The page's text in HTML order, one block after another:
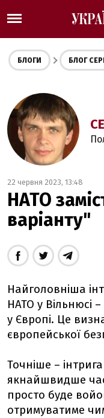
БЛОГИ БЛОГ
22 червня 2023, 13:48
НАТО
варіанту"
Найголовніша
НАТО у Вільнюсі
у Європі. Це
європейської
Точніше –
якнайшвидше
просто буде
отримуватиме